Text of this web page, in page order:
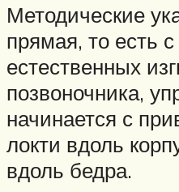
Методические
прямая, то есть
естественных
позвоночника,
начинается с
локти вдоль
вдоль бедра.